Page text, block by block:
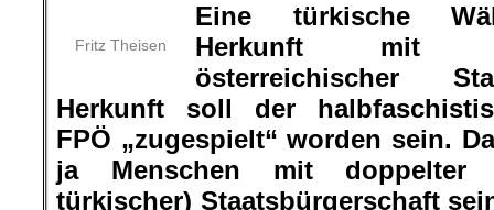
Fritz Theisen
Eine türkische
Herkunft mit
österreichischer
Herkunft soll der
FPÖ „zugespielt“ worden sein.
ja Menschen mit doppelter
türkischer) Staatsbürgerschaft